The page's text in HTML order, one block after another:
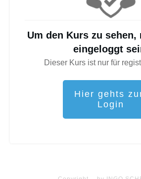
Um den Kurs zu sehen,
eingeloggt
Dieser Kurs ist nur für
Hier gehts
Login